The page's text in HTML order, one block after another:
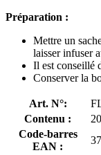
Préparation :
Mettre un
laisser infuser
Il est conseillé
Conserver la
Art. N°:
Contenu :
Code-barres
EAN :